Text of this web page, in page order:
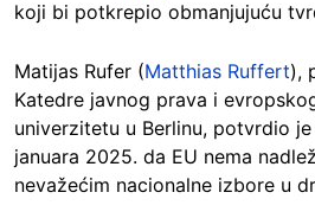
koji bi potkrepio obmanjujuću
Matijas Rufer (Matthias Ruffert),
Katedre javnog prava i
univerzitetu u Berlinu, potvrdio je
januara 2025. da EU nema
nevažećim nacionalne izbore u